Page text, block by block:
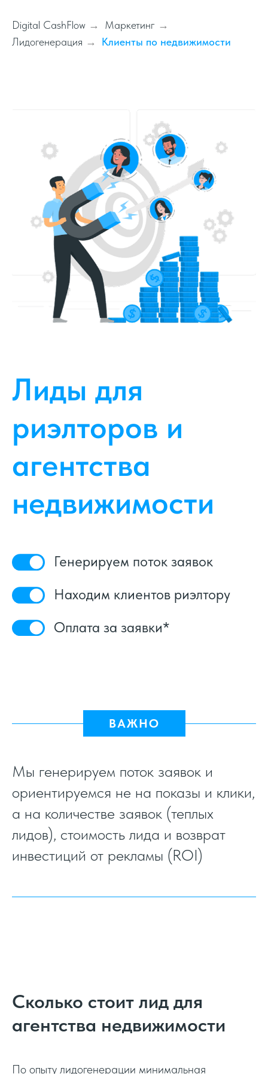
Digital CashFlow → Маркетинг →
Лидогенерация → Клиенты по недвижимости
Лиды для
риэлторов и
агентства
недвижимости
Генерируем поток заявок
Находим клиентов риэлтору
Оплата за заявки*
ВАЖНО
Мы генерируем поток заявок и
ориентируемся не на показы и клики,
а на количестве заявок (теплых
лидов), стоимость лида и возврат
инвестиций от рекламы (ROI)
Сколько стоит лид для
агентства недвижимости
По опыту лидогенерации минимальная